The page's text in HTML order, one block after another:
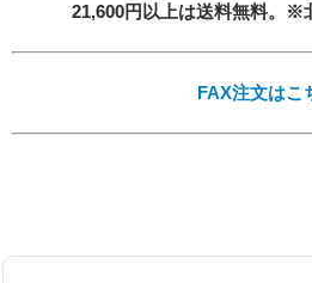
必須
21,600円以上は送料無料。※
FAX注文はこ